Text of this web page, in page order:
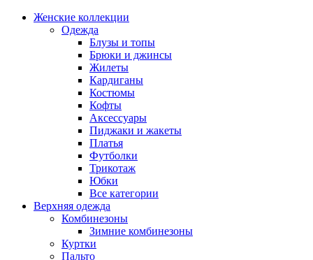
Женские коллекции
Одежда
Блузы и топы
Брюки и джинсы
Жилеты
Кардиганы
Костюмы
Кофты
Аксессуары
Пиджаки и жакеты
Платья
Футболки
Трикотаж
Юбки
Все категории
Верхняя одежда
Комбинезоны
Зимние комбинезоны
Куртки
Пальто